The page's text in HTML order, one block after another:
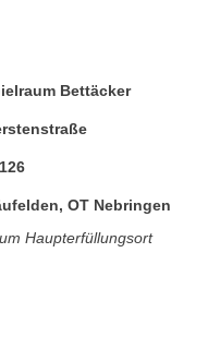
Bettäcker
OT Nebringen
Haupterfüllungsort